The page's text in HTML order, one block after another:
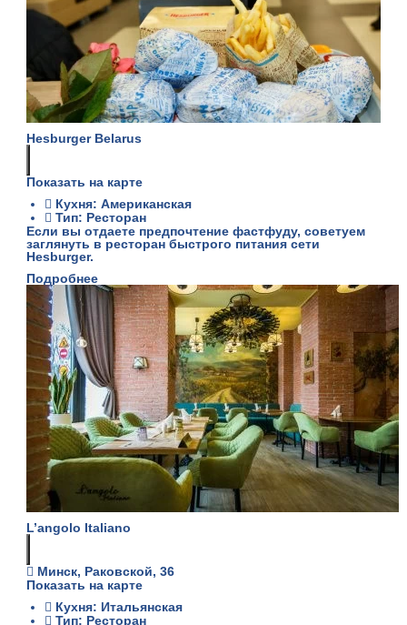
Hesburger Belarus
Показать на карте
Кухня: Американская
Тип: Ресторан
Если вы отдаете предпочтение фастфуду, советуем
заглянуть в ресторан быстрого питания сети
Hesburger.
Подробнее
L’angolo Italiano
Минск, Раковской, 36
Показать на карте
Кухня: Итальянская
Тип: Ресторан